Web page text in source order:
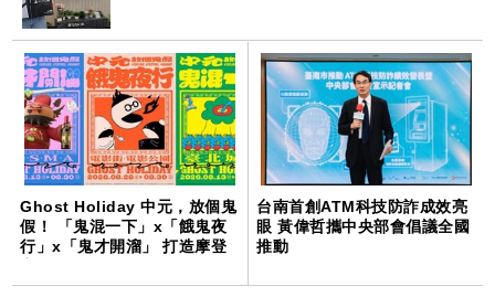
Ghost Holiday 中元，放個鬼
假！ 「鬼混一下」x「餓鬼夜
行」x「鬼才開溜」 打造摩登
台南首創ATM科技防詐成效亮
眼 黃偉哲攜中央部會倡議全國
推動